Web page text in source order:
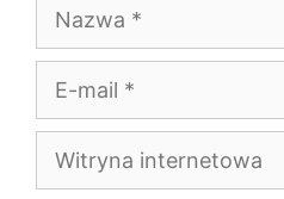
mail
Witryna
internetowa